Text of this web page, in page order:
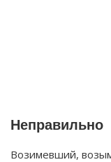
Неправильно
Возимевший,